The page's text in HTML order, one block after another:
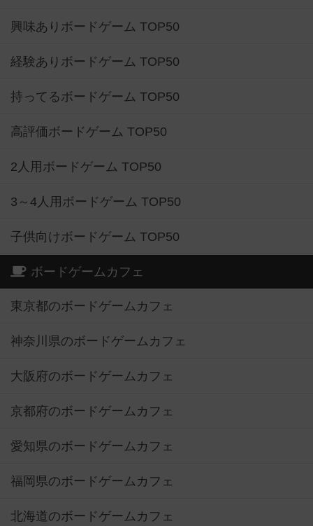
興味ありボードゲーム TOP50
経験ありボードゲーム TOP50
持ってるボードゲーム TOP50
高評価ボードゲーム TOP50
2人用ボードゲーム TOP50
3～4人用ボードゲーム TOP50
子供向けボードゲーム TOP50
ボードゲームカフェ
東京都のボードゲームカフェ
神奈川県のボードゲームカフェ
大阪府のボードゲームカフェ
京都府のボードゲームカフェ
愛知県のボードゲームカフェ
福岡県のボードゲームカフェ
北海道のボードゲームカフェ